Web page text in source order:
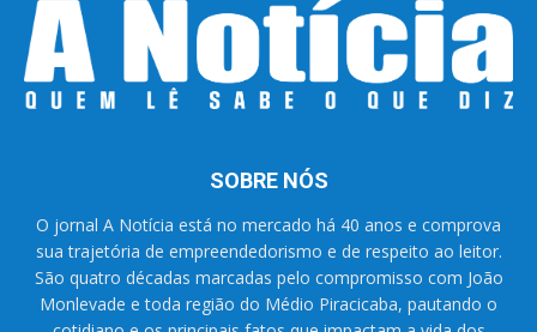
SOBRE NÓS
O jornal A Notícia está no mercado há 40 anos e comprova
sua trajetória de empreendedorismo e de respeito ao leitor.
São quatro décadas marcadas pelo compromisso com João
Monlevade e toda região do Médio Piracicaba, pautando o